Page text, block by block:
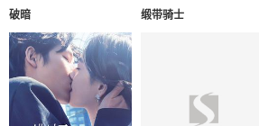
破暗 缎带骑士